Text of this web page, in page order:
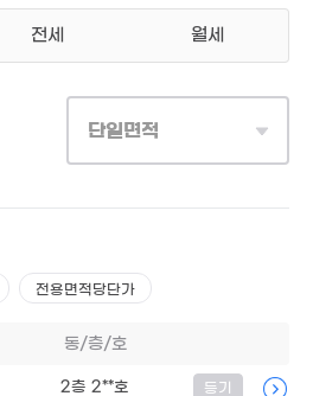
매매 1억 4500만원
전용84m²
전세 월세
단일면적
전용면적당단가
동/층/호
2층 2**호 등기